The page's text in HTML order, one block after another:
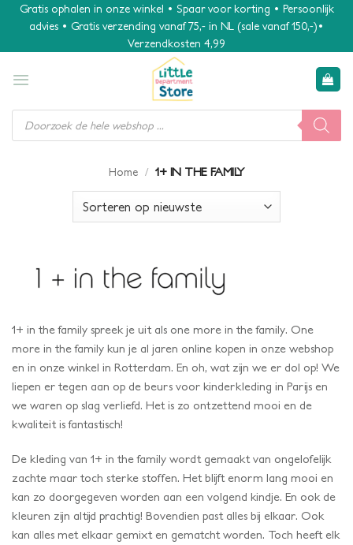
Gratis ophalen in onze winkel • Spaar voor korting • Persoonlijk
advies • Gratis verzending vanaf 75,- in NL (sale vanaf 150,-)•
Verzendkosten 4,99
Producten
zoeken
Home / 1+ IN THE FAMILY
1+ in the family spreek je uit als one more in the family. One
more in the family kun je al jaren online kopen in onze webshop
en in onze winkel in Rotterdam. En oh, wat zijn we er dol op! We
liepen er tegen aan op de beurs voor kinderkleding in Parijs en
we waren op slag verliefd. Het is zo ontzettend mooi en de
kwaliteit is fantastisch!
De kleding van 1+ in the family wordt gemaakt van ongelofelijk
zachte maar toch sterke stoffen. Het blijft enorm lang mooi en
kan zo doorgegeven worden aan een volgend kindje. En ook de
kleuren zijn altijd prachtig! Bovendien past alles bij elkaar. Ook
kan alles met elkaar gemixt en gematcht worden. Toch heeft elk